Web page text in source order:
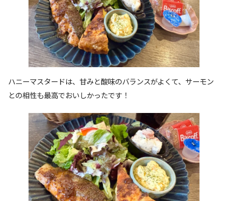
ハニーマスタードは、甘みと酸味のバランスがよくて、サーモン
との相性も最高でおいしかったです！